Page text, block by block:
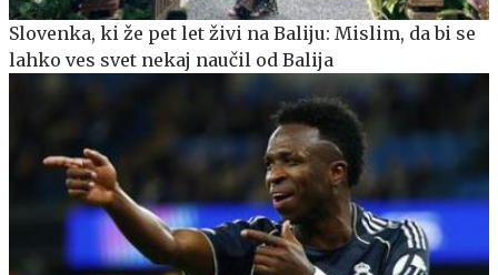
Slovenka, ki že pet let živi na Baliju: Mislim, da bi se
lahko ves svet nekaj naučil od Balija